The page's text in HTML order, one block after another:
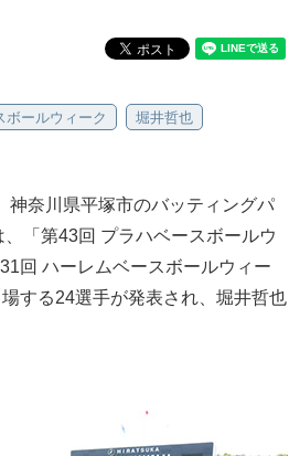
ボールウィーク
堀井哲也
奈川県平塚市のバッティングパ
「第43回 プラハベースボールウ
回 ハーレムベースボールウィー
する24選手が発表され、堀井哲也